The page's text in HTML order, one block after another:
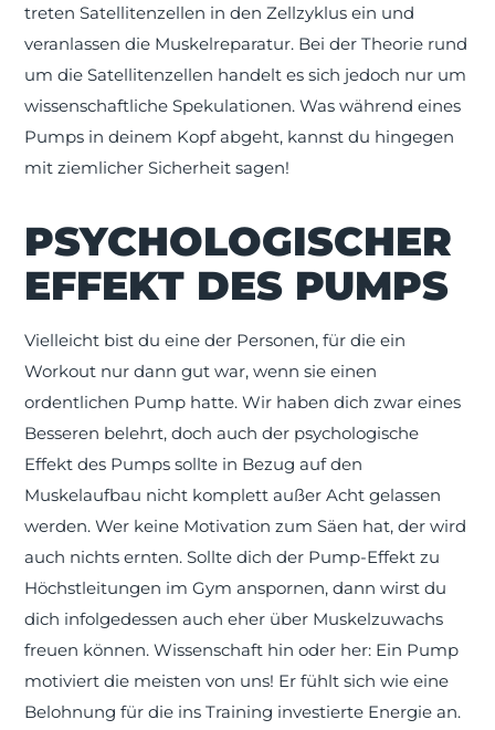
treten Satellitenzellen in den Zellzyklus ein und
veranlassen die Muskelreparatur. Bei der Theorie rund
um die Satellitenzellen handelt es sich jedoch nur um
wissenschaftliche Spekulationen. Was während eines
Pumps in deinem Kopf abgeht, kannst du hingegen
mit ziemlicher Sicherheit sagen!
PSYCHOLOGISCHER
EFFEKT DES PUMPS
Vielleicht bist du eine der Personen, für die ein
Workout nur dann gut war, wenn sie einen
ordentlichen Pump hatte. Wir haben dich zwar eines
Besseren belehrt, doch auch der psychologische
Effekt des Pumps sollte in Bezug auf den
Muskelaufbau nicht komplett außer Acht gelassen
werden. Wer keine Motivation zum Säen hat, der wird
auch nichts ernten. Sollte dich der Pump-Effekt zu
Höchstleitungen im Gym anspornen, dann wirst du
dich infolgedessen auch eher über Muskelzuwachs
freuen können. Wissenschaft hin oder her: Ein Pump
motiviert die meisten von uns! Er fühlt sich wie eine
Belohnung für die ins Training investierte Energie an.